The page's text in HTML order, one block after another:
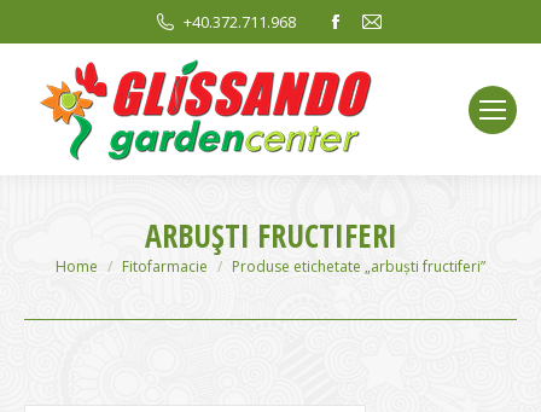
+40.372.711.968
Facebook
opens
in
new
window
Mail
window
ARBUȘTI FRUCTIFERI
You are here:
Home Fitofarmacie Produse etichetate „arbuști fructiferi”